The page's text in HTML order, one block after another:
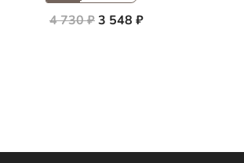
4 730 ₽3 548 ₽